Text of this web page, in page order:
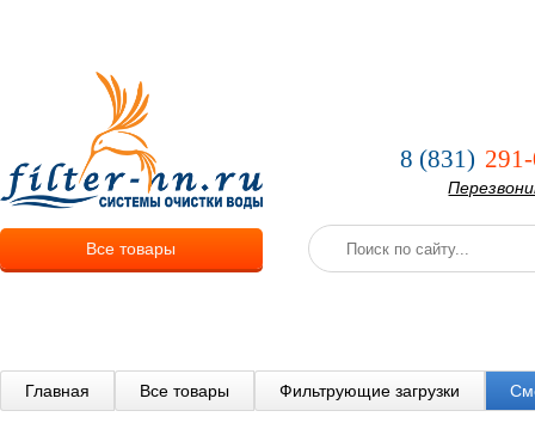
Все товары
8 (831)
Главная Все товары Фильтрующие загрузки